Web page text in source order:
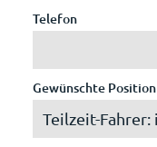
Telefon
Gewünschte Position